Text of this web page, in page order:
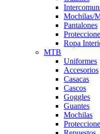
Mochilas/
Pantalones
Ropa
MTB
Uniformes
Accesorios
Casacas
Cascos
Goggles
Guantes
Mochilas